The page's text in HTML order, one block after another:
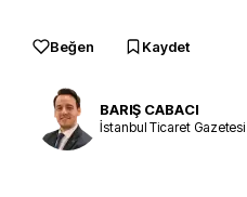
Beğen Kaydet
BARIŞ CABACI
İstanbul Ticaret